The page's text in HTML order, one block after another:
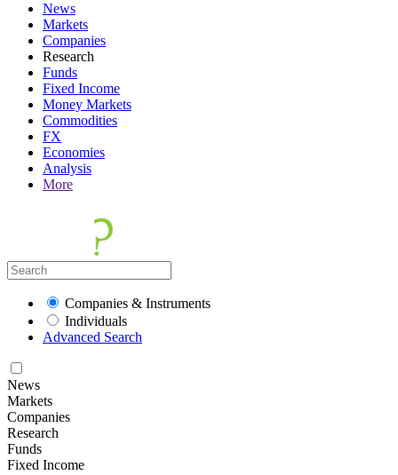
News
Markets
Companies
Research
Funds
Fixed Income
Money Markets
Commodities
FX
Economies
Analysis
More
Companies & Instruments
Individuals
Advanced Search
News
Markets
Companies
Research
Funds
Fixed Income